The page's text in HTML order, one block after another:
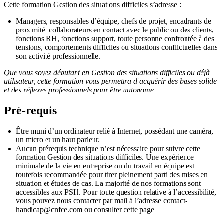
Cette formation Gestion des situations difficiles s’adresse :
Managers, responsables d’équipe, chefs de projet, encadrants de
proximité, collaborateurs en contact avec le public ou des clients,
fonctions RH, fonctions support, toute personne confrontée à des
tensions, comportements difficiles ou situations conflictuelles dans
son activité professionnelle.
Que vous soyez débutant en Gestion des situations difficiles ou déjà
utilisateur, cette formation vous permettra d’acquérir des bases
et des réflexes professionnels pour être autonome.
Pré-requis
Être muni d’un ordinateur relié à Internet, possédant une caméra,
un micro et un haut parleur.
Aucun prérequis technique n’est nécessaire pour suivre cette
formation Gestion des situations difficiles. Une expérience
minimale de la vie en entreprise ou du travail en équipe est
toutefois recommandée pour tirer pleinement parti des mises en
situation et études de cas. La majorité de nos formations sont
accessibles aux PSH. Pour toute question relative à l’accessibilité,
vous pouvez nous contacter par mail à l’adresse contact-
handicap@cnfce.com ou consulter cette page.